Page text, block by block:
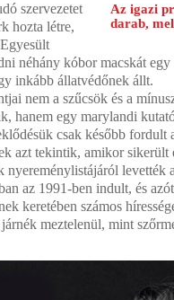
Az igazi
darab,
szervezetet
hozta létre,
néhány kóbor macskát
inkább állatvédőnek állt.
nem a szűcsök és a
hanem egy marylandi
csak később fordult
azt tekintik, amikor sikerült
nyereménylistájáról levették
az 1991-ben indult, és
keretében számos
meztelenül, mint